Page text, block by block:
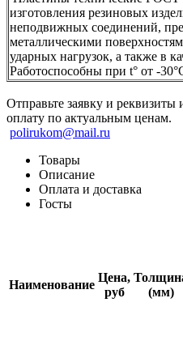
изготовления резиновых
неподвижных соединений,
металлическими
ударных нагрузок, а также в
Работоспособны при t° от -
Отправьте заявку и
оплату по актуальным ценам.
polirukom@mail.ru
Товары
Описание
Оплата и доставка
Госты
Наименование
Цена,
руб
(мм)